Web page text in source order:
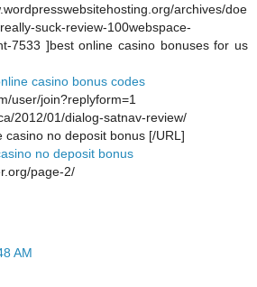
archives/doe
suck-review-100webspace-
7533 ]best online casino bonuses for us
casino bonus codes
user/join?replyform=1
2012/01/dialog-satnav-review/
casino no deposit bonus [/URL]
no deposit bonus
page-2/
AM